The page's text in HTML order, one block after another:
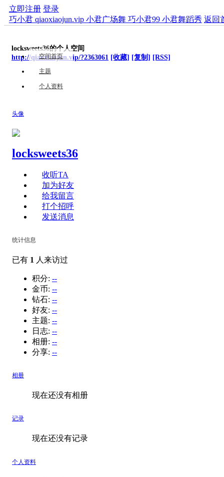
立即注册 登录
巧小君 qiaoxiaojun.vip 小君广场舞 巧小君99 小君舞蹈秀 返回
locksweets36的个人空间
http://qiaoxiaojun.vip/?2363061 [收藏] [复制] [RSS]
空间首页
主题
个人资料
头像
locksweets36
收听TA
加为好友
给我留言
打个招呼
发送消息
统计信息
已有 1 人来访过
积分: --
金币: --
钻石: --
好友: --
主题: --
日志: --
相册: --
分享: --
相册
现在还没有相册
记录
现在还没有记录
个人资料